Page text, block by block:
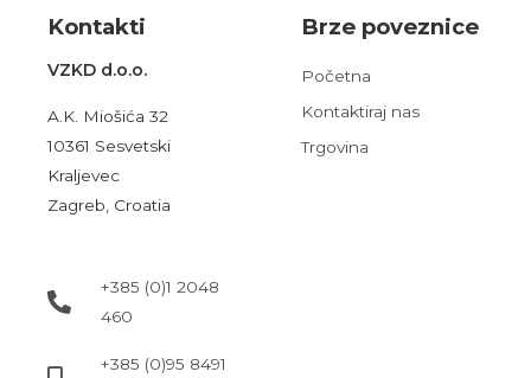
Kontakti
VZKD d.o.o.
A.K. Miošića 32
10361 Sesvetski
Kraljevec
Zagreb, Croatia
+385 (0)1 2048
460
+385 (0)95 8491
Brze poveznice
Početna
Kontaktiraj nas
Trgovina